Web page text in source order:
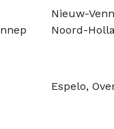
Nieuw-
Noord-
Espelo,